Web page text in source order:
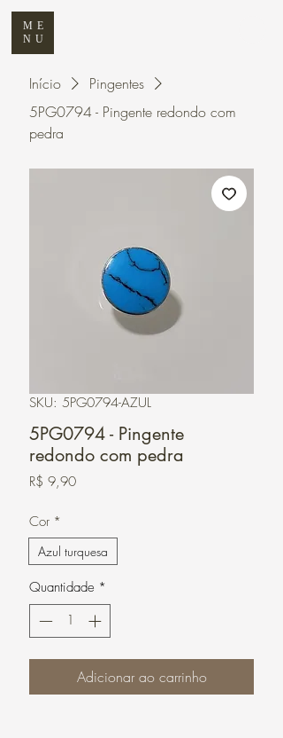
ME
NU
Início
Pingentes
5PG0794 - Pingente redondo com
pedra
SKU: 5PG0794-AZUL
5PG0794 - Pingente
redondo com pedra
R$ 9,90Preço
Cor *
Azul turquesa
Quantidade *
Adicionar ao carrinho